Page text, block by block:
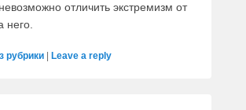
отличить экстремизм от
него.
рубрики Leave a reply